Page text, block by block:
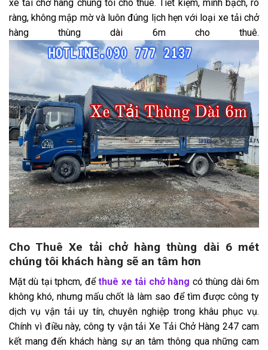
xe tải chở hàng chúng tôi cho thuê. Tiết kiệm, minh bạch, rõ
ràng, không mập mờ và luôn đúng lịch hẹn với loại xe tải chở
hàng thùng dài 6m cho thuê.
Cho Thuê Xe tải chở hàng thùng dài 6 mét
chúng tôi khách hàng sẽ an tâm hơn
Mặt dù tại tphcm, đểthuê xe tải chở hàng có thùng dài 6m
không khó, nhưng mấu chốt là làm sao để tìm được công ty
dịch vụ vận tải uy tín, chuyên nghiệp trong khâu phục vụ.
Chính vì điều này, công ty vận tải Xe Tải Chở Hàng 247 cam
kết mang đến khách hàng sự an tâm thông qua những cam